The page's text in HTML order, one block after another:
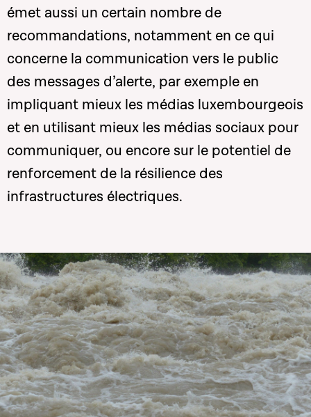
émet aussi un certain nombre de
recommandations, notamment en ce qui
concerne la communication vers le public
des messages d’alerte, par exemple en
impliquant mieux les médias luxembourgeois
et en utilisant mieux les médias sociaux pour
communiquer, ou encore sur le potentiel de
renforcement de la résilience des
infrastructures électriques.